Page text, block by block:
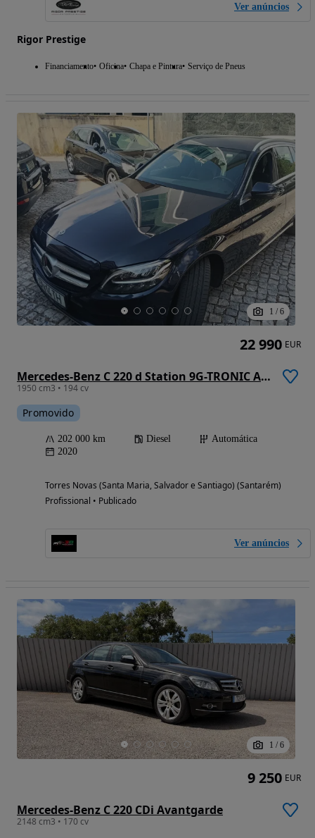
Ver anúncios
Rigor Prestige
Financiamento Oficina Chapa e Pintura Serviço de Pneus
1 / 6
Mercedes-Benz C 220 d Station 9G-TRONIC Avantgarde
1950 cm3 • 194 cv
Promovido
202 000 km Diesel
Automática
2020
Torres Novas (Santa Maria, Salvador e Santiago) (Santarém)
Profissional • Publicado
Ver anúncios
22 990 EUR
1 / 6
Mercedes-Benz C 220 CDi Avantgarde
2148 cm3 • 170 cv
9 250 EUR